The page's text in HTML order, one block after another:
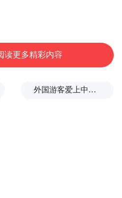
读更多精彩内容
外国游客爱上中国旅拍、汉服和美甲